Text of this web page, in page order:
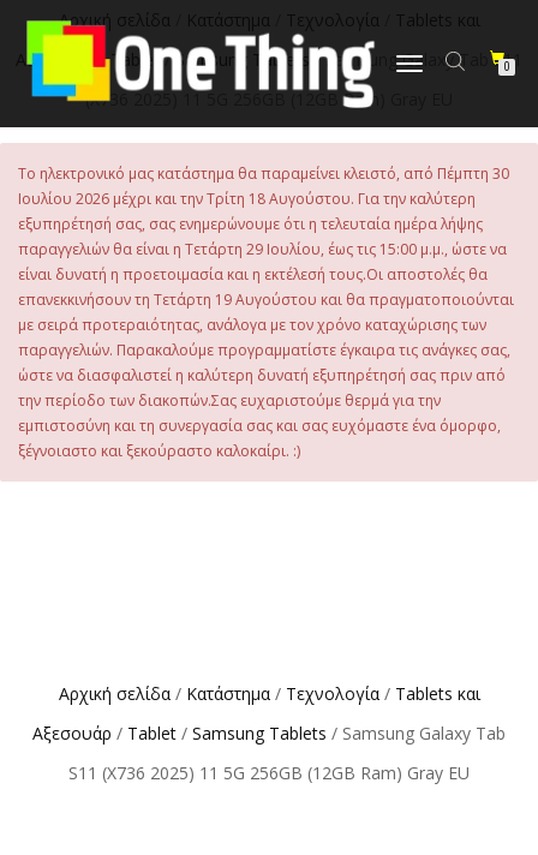
περιεχόμενο
Εναλλαγή
0
Αρχική σελίδα Κατάστημα Τεχνολογία
Tablets και
Αξεσουάρ
/Tablet / Samsung Tablets
/ Samsung Galaxy Tab S11
(X736 2025) 11 5G 256GB (12GB Ram) Gray EU
Το ηλεκτρονικό μας κατάστημα θα παραμείνει κλειστό, από Πέμπτη 30
Ιουλίου 2026 μέχρι και την Τρίτη 18 Αυγούστου. Για την καλύτερη
εξυπηρέτησή σας, σας ενημερώνουμε ότι η τελευταία ημέρα λήψης
παραγγελιών θα είναι η Τετάρτη 29 Ιουλίου, έως τις 15:00 μ.μ., ώστε να
είναι δυνατή η προετοιμασία και η εκτέλεσή τους.Οι αποστολές θα
επανεκκινήσουν τη Τετάρτη 19 Αυγούστου και θα πραγματοποιούνται
με σειρά προτεραιότητας, ανάλογα με τον χρόνο καταχώρισης των
παραγγελιών. Παρακαλούμε προγραμματίστε έγκαιρα τις ανάγκες σας,
ώστε να διασφαλιστεί η καλύτερη δυνατή εξυπηρέτησή σας πριν από
την περίοδο των διακοπών.Σας ευχαριστούμε θερμά για την
εμπιστοσύνη και τη συνεργασία σας και σας ευχόμαστε ένα όμορφο,
ξέγνοιαστο και ξεκούραστο καλοκαίρι. :)
Αρχική σελίδα/ Κατάστημα/ Τεχνολογία/ Tablets και
Αξεσουάρ / Tablet / Samsung Tablets / Samsung Galaxy Tab
S11 (X736 2025) 11 5G 256GB (12GB Ram) Gray EU